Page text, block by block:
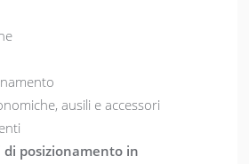
ausili e accessori
di posizionamento in